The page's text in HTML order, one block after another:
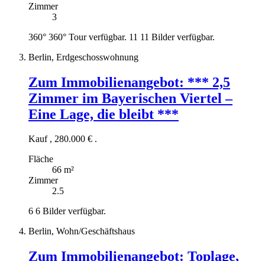
Zimmer
3
360° 360° Tour verfügbar. 11 11 Bilder verfügbar.
Berlin, Erdgeschosswohnung
Zum Immobilienangebot: *** 2,5
Zimmer im Bayerischen Viertel –
Eine Lage, die bleibt ***
Kauf , 280.000 € .
Fläche
66 m²
Zimmer
2.5
6 6 Bilder verfügbar.
Berlin, Wohn/Geschäftshaus
Zum Immobilienangebot: Toplage,